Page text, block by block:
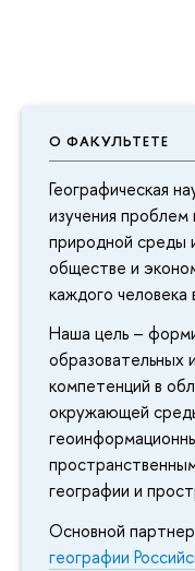
О ФАКУЛЬТЕТЕ
Географическая
изучения проблем
природной среды
обществе и
каждого человека
Наша цель –
образовательных
компетенций в
окружающей
географии и
Основной
географии